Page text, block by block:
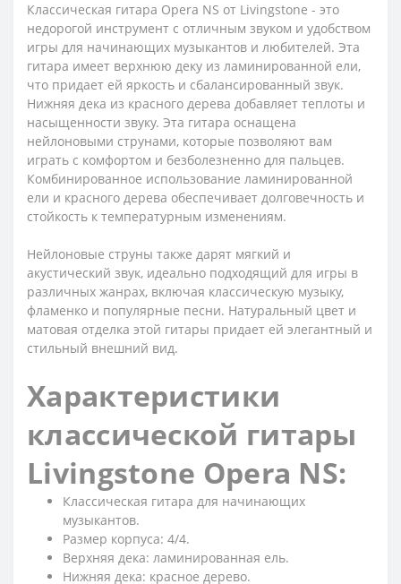
Классическая гитара Opera NS от Livingstone - это
недорогой инструмент с отличным звуком и удобством
игры для начинающих музыкантов и любителей. Эта
гитара имеет верхнюю деку из ламинированной ели,
что придает ей яркость и сбалансированный звук.
Нижняя дека из красного дерева добавляет теплоты и
насыщенности звуку. Эта гитара оснащена
нейлоновыми струнами, которые позволяют вам
играть с комфортом и безболезненно для пальцев.
Комбинированное использование ламинированной
ели и красного дерева обеспечивает долговечность и
стойкость к температурным изменениям.
Нейлоновые струны также дарят мягкий и
акустический звук, идеально подходящий для игры в
различных жанрах, включая классическую музыку,
фламенко и популярные песни. Натуральный цвет и
матовая отделка этой гитары придает ей элегантный и
стильный внешний вид.
Характеристики
классической гитары
Livingstone Opera NS:
Классическая гитара для начинающих
музыкантов.
Размер корпуса: 4/4.
Верхняя дека: ламинированная ель.
Нижняя дека: красное дерево.